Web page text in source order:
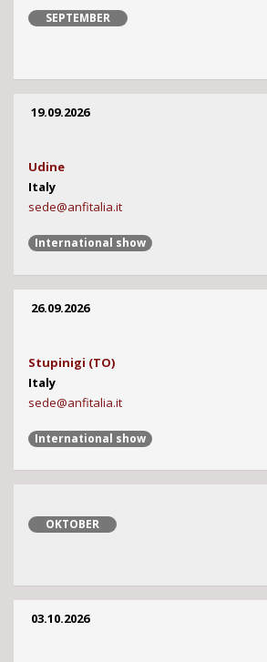
SEPTEMBER
19.09.2026
Udine
Italy
sede@anfitalia.it
International show
26.09.2026
Stupinigi (TO)
Italy
sede@anfitalia.it
International show
OKTOBER
03.10.2026